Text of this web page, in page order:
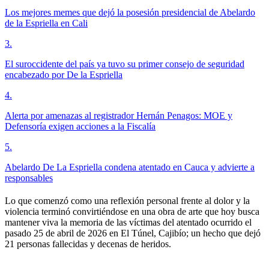
Los mejores memes que dejó la posesión presidencial de Abelardo
de la Espriella en Cali
3.
El suroccidente del país ya tuvo su primer consejo de seguridad
encabezado por De la Espriella
4.
Alerta por amenazas al registrador Hernán Penagos: MOE y
Defensoría exigen acciones a la Fiscalía
5.
Abelardo De La Espriella condena atentado en Cauca y advierte a
responsables
Lo que comenzó como una reflexión personal frente al dolor y la
violencia terminó convirtiéndose en una obra de arte que hoy busca
mantener viva la memoria de las víctimas del atentado ocurrido el
pasado 25 de abril de 2026 en El Túnel, Cajibío; un hecho que dejó
21 personas fallecidas y decenas de heridos.